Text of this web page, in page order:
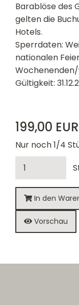
Barablöse des
gelten die
Hotels.
Sperrdaten:
nationalen
Gültigkeit:
199,00 EUR
Nur noch 1/4
In den
Vorschau